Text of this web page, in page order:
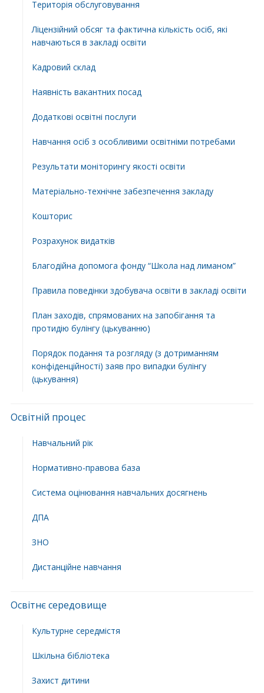
Територiя обслуговування
Ліцензійний обсяг та фактична кількість осіб, які
навчаються в закладі освіти
Кадровий склад
Наявність вакантних посад
Додатковi освiтнi послуги
Навчання осіб з особливими освітніми потребами
Результати моніторингу якості освіти
Матеріально-технічне забезпечення закладу
Кошторис
Розрахунок видатків
Благодійна допомога фонду “Школа над лиманом”
Правила поведінки здобувача освіти в закладі освіти
План заходів, спрямованих на запобігання та
протидію булінгу (цькуванню)
Порядок подання та розгляду (з дотриманням
конфіденційності) заяв про випадки булінгу
(цькування)
Освітній процес
Навчальний рік
Нормативно-правова база
Система оцінювання навчальних досягнень
ДПА
ЗНО
Дистанційне навчання
Освітнє середовище
Культурне середмістя
Шкільна бібліотека
Захист дитини